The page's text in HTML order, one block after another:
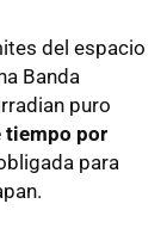
del espacio
Banda
puro
tiempo por
para